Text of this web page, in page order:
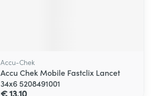
Accu-Chek
Accu Chek Mobile Fastclix Lancet
34x6 5208491001
€ 13,10